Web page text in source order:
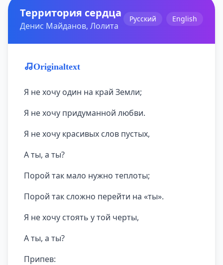
Территория сердца
Денис Майданов, Лолита
Русский English
Originaltext
Я не хочу один на край Земли;
Я не хочу придуманной любви.
Я не хочу красивых слов пустых,
А ты, а ты?
Порой так мало нужно теплоты;
Порой так сложно перейти на «ты».
Я не хочу стоять у той черты,
А ты, а ты?
Припев: